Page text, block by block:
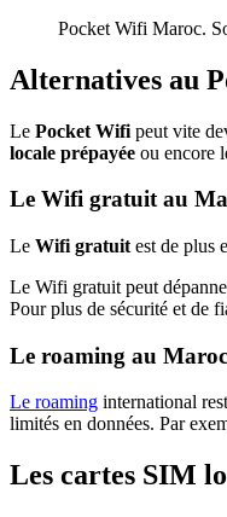
Pocket Wifi Maroc.
Alternatives au
Le Pocket Wifi peut vite
locale prépayée ou encore
Le Wifi gratuit au
Le Wifi gratuit est de plus
Le Wifi gratuit peut
Pour plus de sécurité et de
Le roaming au Maroc
Le roaming international
limités en données. Par
Les cartes SIM